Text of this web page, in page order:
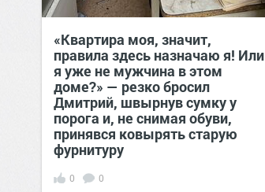
«Квартира моя, значит,
правила здесь назначаю я! Или
я уже не мужчина в этом
доме?» — резко бросил
Дмитрий, швырнув сумку у
порога и, не снимая обуви,
принявся ковырять старую
фурнитуру
0 0